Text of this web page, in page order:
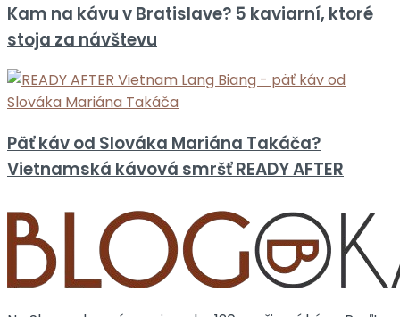
Kam na kávu v Bratislave? 5 kaviarní, ktoré
stoja za návštevu
Päť káv od Slováka Mariána Takáča?
Vietnamská kávová smršť READY AFTER